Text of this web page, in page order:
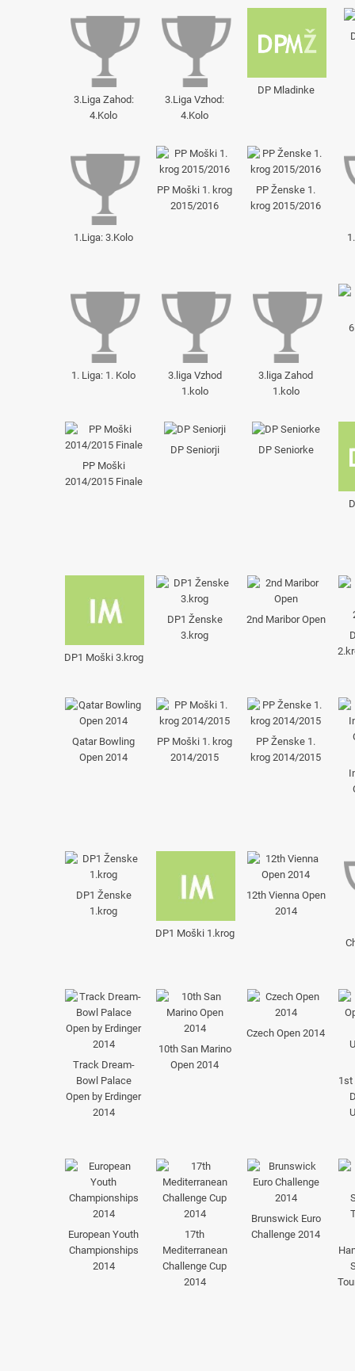
3.Liga Zahod:
4.Kolo
3.Liga Vzhod:
4.Kolo
DP Mladinke
1.Liga: 3.Kolo
PP Moški 1. krog
2015/2016
PP Ženske 1.
krog 2015/2016
1. Liga: 1. Kolo
3.liga Vzhod
1.kolo
3.liga Zahod
1.kolo
PP Moški
2014/2015 Finale
DP Seniorji DP Seniorke
DP1 Moški 3.krog
DP1 Ženske
3.krog
2nd Maribor Open
Qatar Bowling
Open 2014
PP Moški 1. krog
2014/2015
PP Ženske 1.
krog 2014/2015
DP1 Ženske
1.krog
DP1 Moški 1.krog
12th Vienna Open
2014
Track Dream-
Bowl Palace
Open by Erdinger
2014
10th San Marino
Open 2014
Czech Open 2014
1st
European Youth
Championships
2014
17th
Mediterranean
Challenge Cup
2014
Brunswick Euro
Challenge 2014